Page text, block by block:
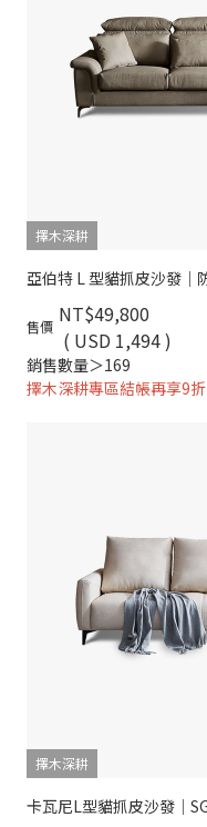
擇木深耕
售價 NT$49,800
( USD 1,494 )
銷售數量＞169
擇木深耕專區結帳再享9折
擇木深耕